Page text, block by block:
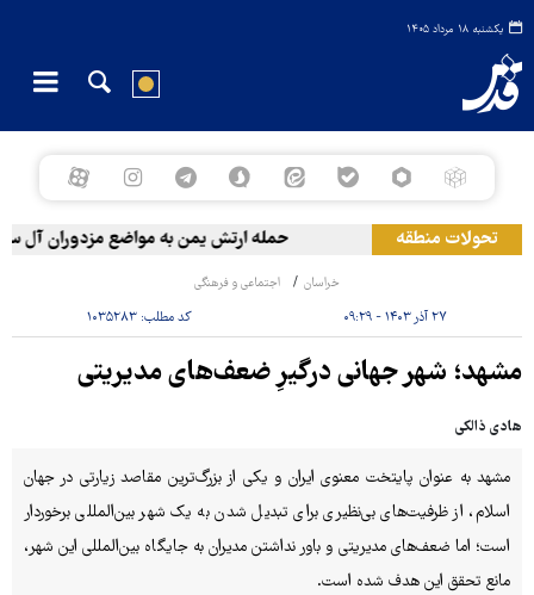
یکشنبه ۱۸ مرداد ۱۴۰۵
تحولات منطقه حمله ارتش یمن به مواضع مزدوران آل سعود
خراسان اجتماعی و فرهنگی
۲۷ آذر ۱۴۰۳ - ۰۹:۲۹ کد مطلب: ۱۰۳۵۲۸۳
مشهد؛ شهر جهانی درگیرِ ضعف‌های مدیریتی
هادی ذالکی
مشهد به‌ عنوان پایتخت معنوی ایران و یکی از بزرگ‌ترین مقاصد زیارتی در جهان
اسلام، از ظرفیت‌های بی‌نظیری برای تبدیل شدن به یک شهر بین‌المللی برخوردار
است؛ اما ضعف‌های مدیریتی و باور نداشتن مدیران به جایگاه بین‌المللی این شهر،
مانع تحقق این هدف شده است.